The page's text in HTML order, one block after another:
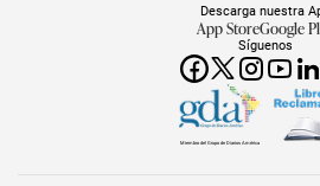
Síguenos
Descarga nuestra
App StoreGoogle
Miembro del Grupo de Diarios América